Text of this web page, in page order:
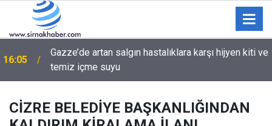
16:05
Gazze’de artan salgın hastalıklara karşı hijyen kiti ve
temiz içme suyu
CİZRE BELEDİYE BAŞKANLIĞINDAN